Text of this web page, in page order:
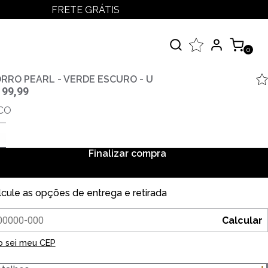
FRETE GRÁTIS
LOGIN
MEUS PEDIDOS
0
PEARL - VERDE ESCURO - U
99,99
Finalizar compra
as opções de entrega e retirada
Calcular
sei meu CEP